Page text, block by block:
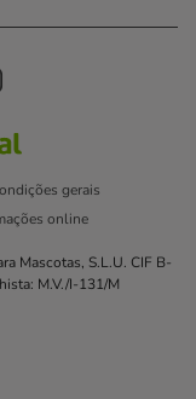
gerais
online
Mascotas, S.L.U. CIF B-
M.V./I-131/M